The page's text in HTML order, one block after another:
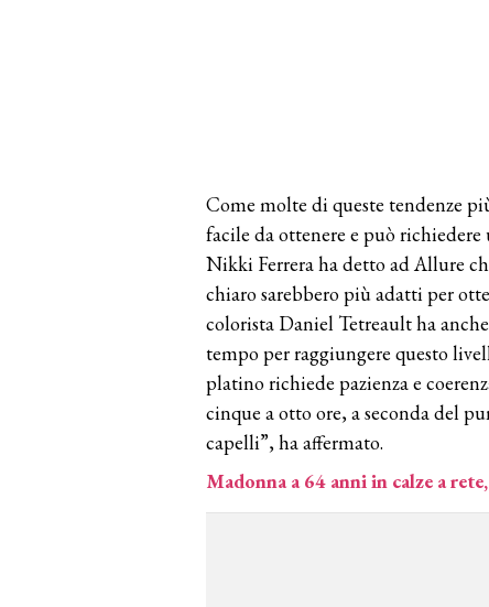
Come molte di queste tendenze
facile da ottenere e può
Nikki Ferrera ha detto ad Allure
chiaro sarebbero più adatti per
colorista Daniel Tetreault ha
tempo per raggiungere questo
platino richiede pazienza e
cinque a otto ore, a seconda del
capelli”, ha affermato.
Madonna a 64 anni in calze a